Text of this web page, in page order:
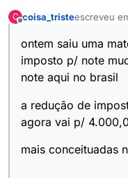
C coisa_tristeescreveu
última
ontem saiu uma
imposto p/ note
note aqui no brasil
a redução de
agora vai p/
mais conceituadas